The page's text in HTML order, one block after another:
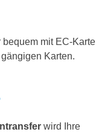
mit EC-Karte
Karten.
wird Ihre